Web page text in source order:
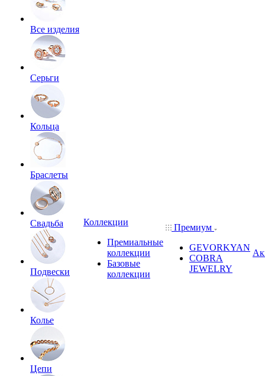
Все изделия
Серьги
Кольца
Браслеты
Свадьба
Подвески
Колье
Цепи
Коллекции
Премиальные
коллекции
Базовые
коллекции
Премиум
GEVORKYAN
COBRA
JEWELRY